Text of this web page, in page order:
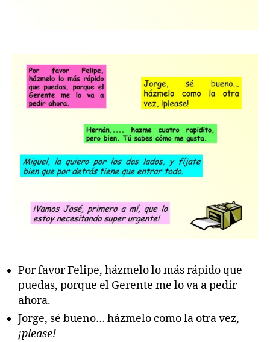
Por favor Felipe, házmelo lo más rápido que
puedas, porque el Gerente me lo va a pedir
ahora.
Jorge, sé bueno… házmelo como la otra vez,
¡please!